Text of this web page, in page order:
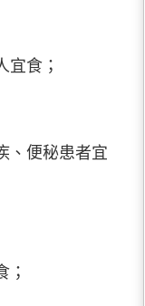
宜食；
、便秘患者宜
；